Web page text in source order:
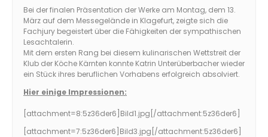
Bei der finalen Präsentation der Werke am Montag, dem 13.
März auf dem Messegelände in Klagefurt, zeigte sich die
Fachjury begeistert über die Fähigkeiten der sympathischen
Lesachtalerin.
Mit dem ersten Rang bei diesem kulinarischen Wettstreit der
Klub der Köche Kärnten konnte Katrin Unterüberbacher wieder
ein Stück ihres beruflichen Vorhabens erfolgreich absolviert.
Hier einige Impressionen:
[attachment=8:5z36der6] Bild1.jpg [/attachment:5z36der6]
[attachment=7:5z36der6] Bild3.jpg [/attachment:5z36der6]